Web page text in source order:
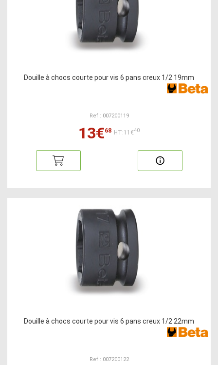
Douille à chocs courte pour vis 6 pans creux 1/2 19mm
Ref : 007200119
13€68 HT:11€40
Douille à chocs courte pour vis 6 pans creux 1/2 22mm
Ref : 007200122